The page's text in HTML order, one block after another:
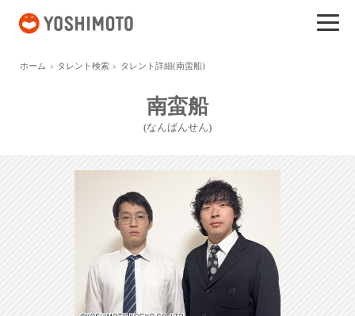
ホーム タレント検索 タレント詳細(南蛮船)
南蛮船
(なんばんせん)